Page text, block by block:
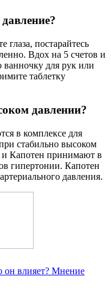
глаза, постарайтесь
Вдох на 5 счетов и
ванночку для рук или
таблетку
давлении?
в комплексе для
стабильно высоком
Капотен принимают в
гипертонии. Капотен
давления.
он влияет? Мнение